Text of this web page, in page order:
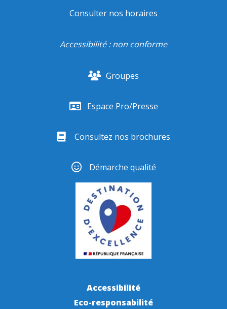
Consulter nos horaires
Accessibilité : non conforme
Groupes
Espace Pro/Presse
Consultez nos brochures
Démarche qualité
Accessibilité
Eco-responsabilité